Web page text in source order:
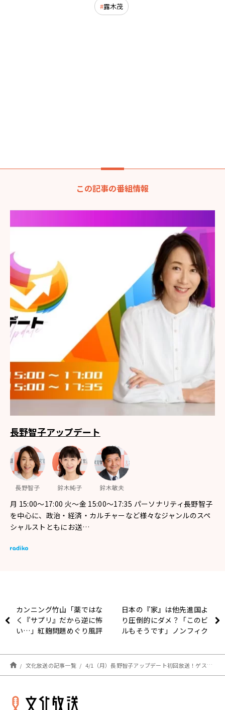
露木茂
この記事の番組情報
長野智子アップデート
長野智子 鈴木純子 鈴木敏夫
月 15:00～17:00 火～金 15:00～17:35 パーソナリティ長野智子
を中心に、政治・経済・カルチャーなど様々なジャンルのスペ
シャルストともにお送…
カンニング竹山「薬ではな
く『サプリ』だから逆に怖
い…」紅麹問題めぐり風評
日本の『家』は他先進国よ
り圧倒的にダメ？「このビ
ルもそうです」ノンフィク
『窓』の問題とは
文化放送の記事一覧 4/1（月）長野智子アップデート初回放送！ゲストに露木茂さん！経済評論家の加谷珪一さんニュース解説も！